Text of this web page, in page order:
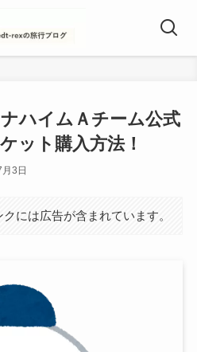
ハイムＡチーム公式
ット購入方法！
3日
クには広告が含まれています。